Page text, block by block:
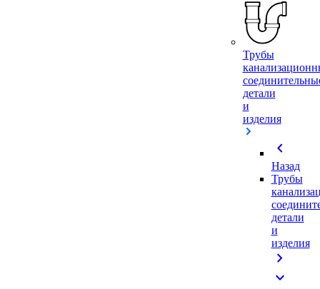
Трубы
детали
и
изделия
chevron_left
Назад
Трубы
детали
и
изделия
chevron_right
expand_more